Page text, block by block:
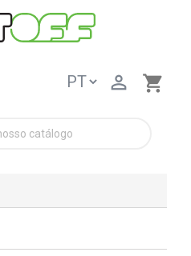
shopping_cart
